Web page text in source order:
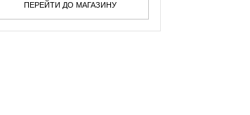
ПЕРЕЙТИ ДО МАГАЗИНУ